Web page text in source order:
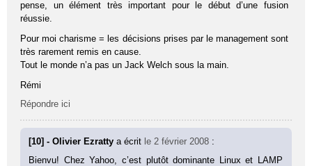
pense, un élément très important pour le début d’une fusion
réussie.
Pour moi charisme = les décisions prises par le management sont
très rarement remis en cause.
Tout le monde n’a pas un Jack Welch sous la main.
Rémi
Répondre ici
[10] - Olivier Ezrattya écrit le 2 février 2008 :
Bienvu! Chez Yahoo, c’est plutôt dominante Linux et LAMP